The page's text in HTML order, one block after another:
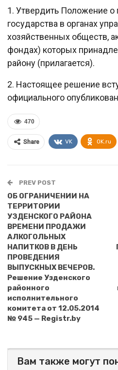
1. Утвердить Положение о
государства в органах
хозяйственных обществ,
фондах) которых
району (прилагается).
2. Настоящее решение
официального
470
Share VK OK.ru
PREV POST
ОБ ОГРАНИЧЕНИИ НА
ТЕРРИТОРИИ
УЗДЕНСКОГО РАЙОНА
ВРЕМЕНИ ПРОДАЖИ
АЛКОГОЛЬНЫХ
НАПИТКОВ В ДЕНЬ
ПРОВЕДЕНИЯ
ВЫПУСКНЫХ ВЕЧЕРОВ.
Решение Узденского
районного
исполнительного
комитета от 12.05.2014
№ 945 — Registr.by
Вам также могут